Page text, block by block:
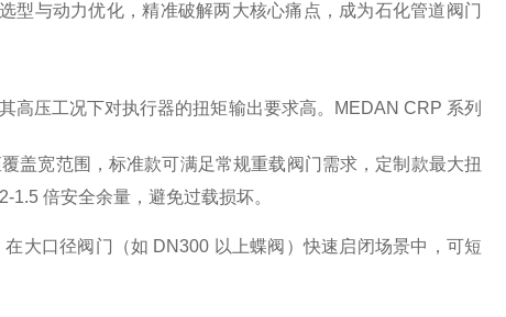
型与动力优化，精准破解两大核心痛点，成为石化管道阀门
高压工况下对执行器的扭矩输出要求高。MEDAN CRP 系列
盖宽范围，标准款可满足常规重载阀门需求，定制款最大扭
倍安全余量，避免过载损坏。
大口径阀门（如 DN300 以上蝶阀）快速启闭场景中，可短